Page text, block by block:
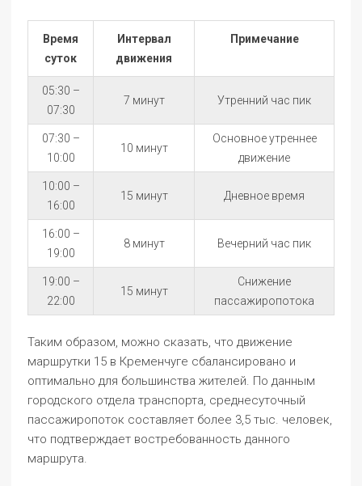
Время
суток
Интервал
движения
Примечание
05:30 –
07:30
7 минут Утренний час пик
07:30 –
10:00
10 минут
Основное утреннее
движение
10:00 –
16:00
15 минут Дневное время
16:00 –
19:00
8 минут Вечерний час пик
19:00 –
22:00
15 минут
Снижение
пассажиропотока
Таким образом, можно сказать, что движение
маршрутки 15 в Кременчуге сбалансировано и
оптимально для большинства жителей. По данным
городского отдела транспорта, среднесуточный
пассажиропоток составляет более 3,5 тыс. человек,
что подтверждает востребованность данного
маршрута.